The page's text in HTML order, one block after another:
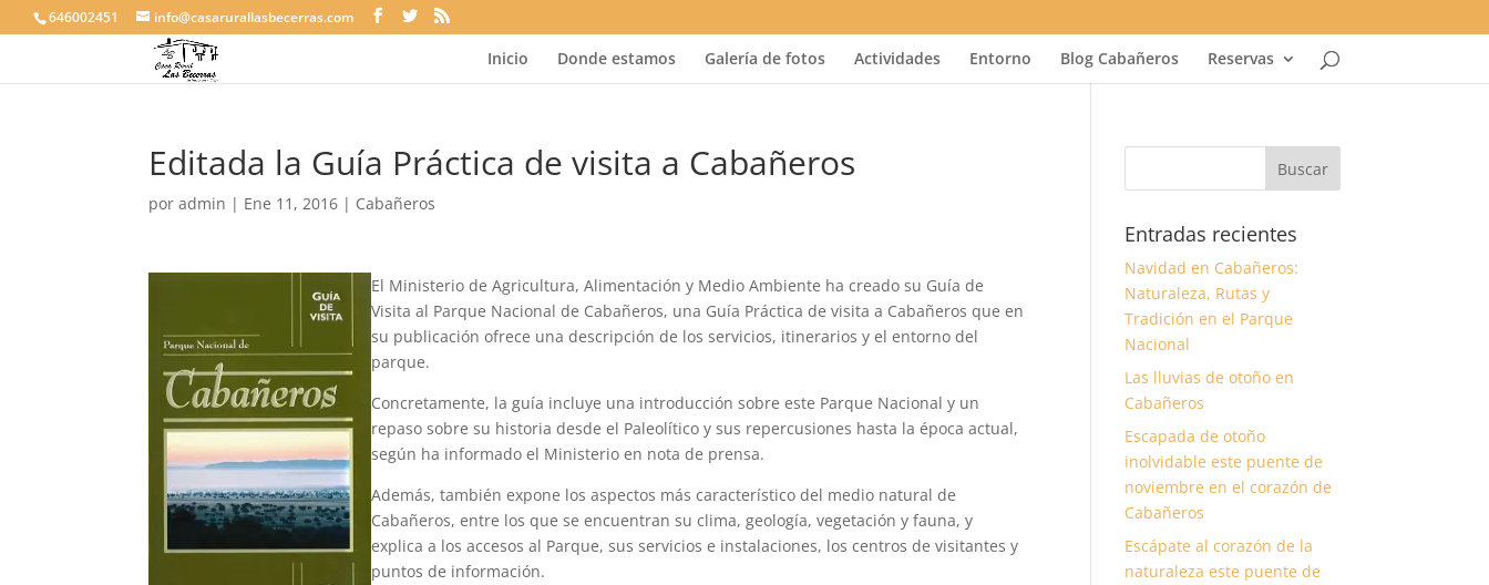
646002451 info@casarurallasbecerras.com
Inicio Donde estamos Galería de fotos Actividades Entorno Blog Cabañeros Reservas
Editada la Guía Práctica de visita a Cabañeros
poradmin | Ene 11, 2016 | Cabañeros
El Ministerio de Agricultura, Alimentación y Medio Ambiente ha creado su Guía de
Visita al Parque Nacional de Cabañeros, una Guía Práctica de visita a Cabañeros que en
su publicación ofrece una descripción de los servicios, itinerarios y el entorno del
parque.
Concretamente, la guía incluye una introducción sobre este Parque Nacional y un
repaso sobre su historia desde el Paleolítico y sus repercusiones hasta la época actual,
según ha informado el Ministerio en nota de prensa.
Además, también expone los aspectos más característico del medio natural de
Cabañeros, entre los que se encuentran su clima, geología, vegetación y fauna, y
explica a los accesos al Parque, sus servicios e instalaciones, los centros de visitantes y
puntos de información.
Entradas recientes
Navidad en Cabañeros:
Naturaleza, Rutas y
Tradición en el Parque
Nacional
Las lluvias de otoño en
Cabañeros
Escapada de otoño
inolvidable este puente de
noviembre en el corazón de
Cabañeros
Escápate al corazón de la
naturaleza este puente de